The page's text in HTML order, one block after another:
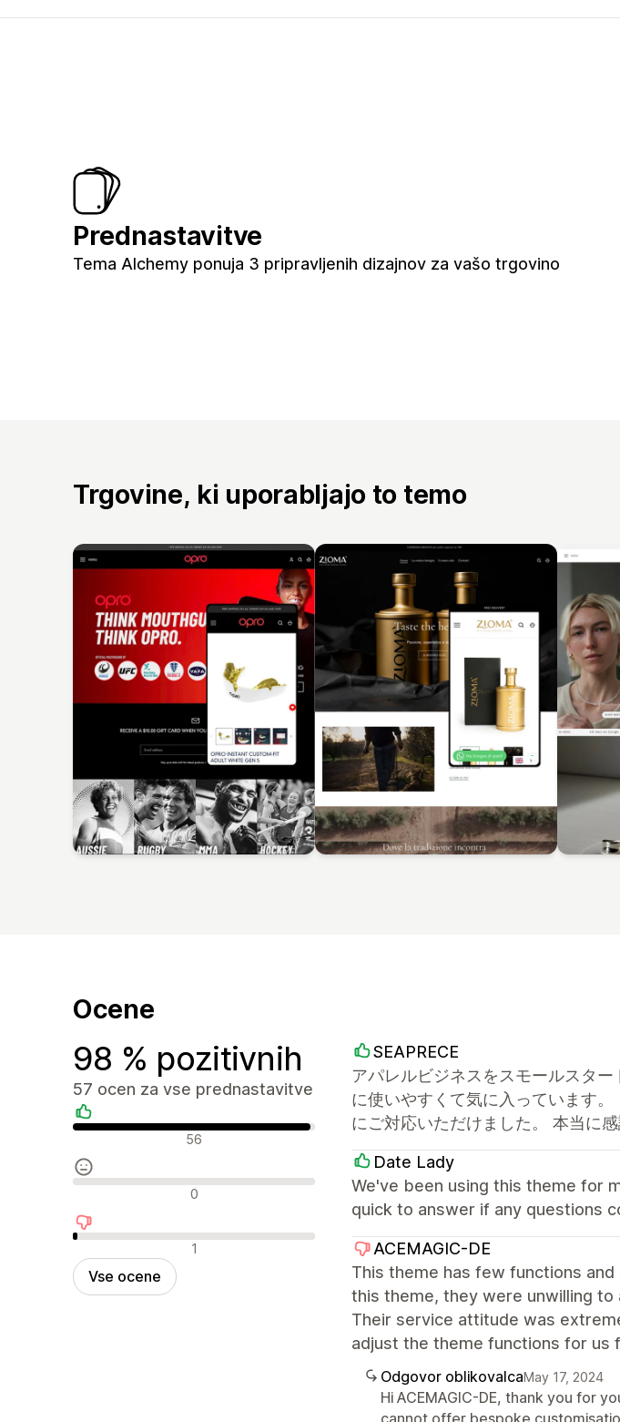
Prednastavitve
Tema Alchemy ponuja 3 pripravljenih dizajnov za vašo trgovino
Trgovine, ki uporabljajo to temo
Ocene
98 % pozitivnih
57 ocen za vse prednastavitve
Pozitivne ocene 56
Nevtralne ocene 0
Negativne ocene 1
Vse ocene
SEAPRECE
アパレルビジネスをスモールスタ
に使いやすくて気に入っています
にご対応いただけました。 本当に感
Date Lady
We've been using this theme for
quick to answer if any questions
ACEMAGIC-DE
This theme has few functions
this theme, they were unwilling
Their service attitude was
adjust the theme functions for us
Odgovor oblikovalcaMay 17, 2024
Hi ACEMAGIC-DE, thank you for
cannot offer bespoke